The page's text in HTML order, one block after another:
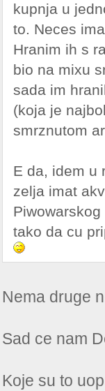
kupnja u
to. Neces
Hranim ih s
bio na mixu
sada im
(koja je
smrznutom
E da, idem u
zelja imat
tako da cu
Nema druge
Sad ce nam
Koje su to